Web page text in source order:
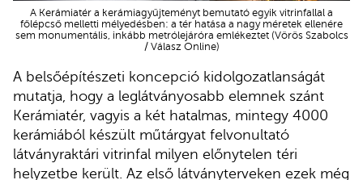
A Kerámiatér a kerámiagyűjteményt bemutató egyik vitrinfallal a
főlépcső melletti mélyedésben: a tér hatása a nagy méretek ellenére
sem monumentális, inkább metrólejáróra emlékeztet (Vörös Szabolcs
/ Válasz Online)
A belsőépítészeti koncepció kidolgozatlanságát
mutatja, hogy a leglátványosabb elemnek szánt
Kerámiatér, vagyis a két hatalmas, mintegy 4000
kerámiából készült műtárgyat felvonultató
látványraktári vitrinfal milyen előnytelen téri
helyzetbe került. Az első látványterveken ezek még